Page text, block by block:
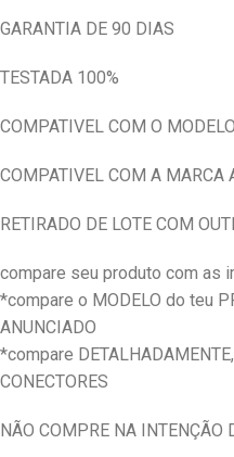
GARANTIA DE 90 DIAS
TESTADA 100%
COMPATIVEL COM O
COMPATIVEL COM A MARCA
RETIRADO DE LOTE COM
compare seu produto com as
*compare o MODELO do teu
ANUNCIADO
*compare
CONECTORES
NÃO COMPRE NA INTENÇÃO